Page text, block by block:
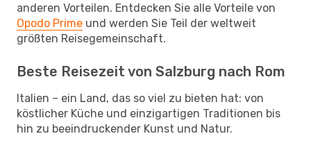
anderen Vorteilen. Entdecken Sie alle Vorteile von
Opodo Prime und werden Sie Teil der weltweit
größten Reisegemeinschaft.
Beste Reisezeit von Salzburg nach Rom
Italien – ein Land, das so viel zu bieten hat: von
köstlicher Küche und einzigartigen Traditionen bis
hin zu beeindruckender Kunst und Natur.